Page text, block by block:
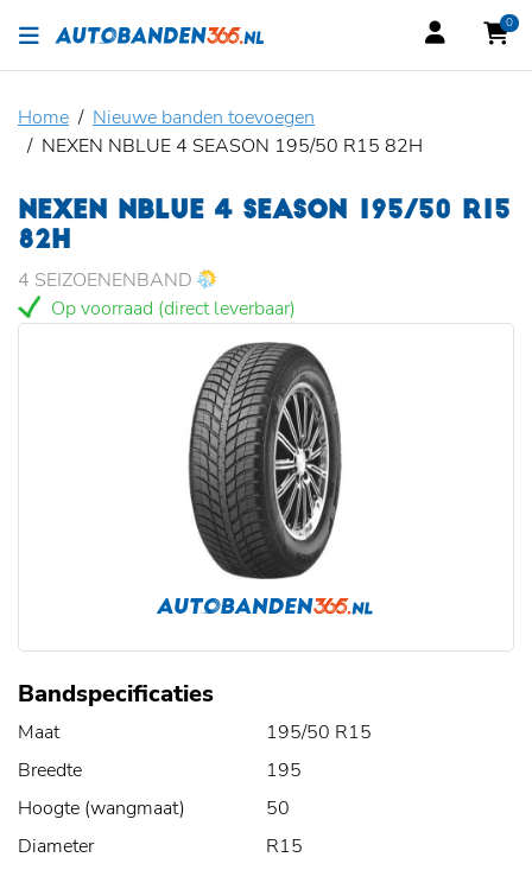
0
Home
Nieuwe banden toevoegen
NEXEN NBLUE 4 SEASON 195/50 R15 82H
NEXEN NBLUE 4 SEASON 195/50 R15
82H
4 SEIZOENENBAND
Op voorraad (direct leverbaar)
Bandspecificaties
Maat
195/50 R15
Breedte
195
Hoogte (wangmaat)
50
Diameter
R15